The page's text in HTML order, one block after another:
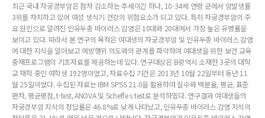
최근 국내 자궁경부암은 점차 감소하는 추세이긴 하나, 10-34세 연령 군에서 암발생률
3위를 차지하고 있어 여성 생식기 건강의 위험요소가 되고 있다. 특히 자궁경부암의 주
요 원인으로 알려진 인유두종 바이러스 감염은 10대와 20대에서 가장 높은 유병률을
보이고 있다. 따라서 본 연구의 목적은 여대생의 자궁경부암 및 인유두종 바이러스 감염
에 대한 지식을 알아보고 예방행위 의도와의 관계를 파악하여 여대생을 위한 보건 교육
중재프로그램의 기초자료를 제공하는데 있다. 연구대상은 B광역시 소재한 3곳의 대학
교 재학 중인 여학생 192명이었고, 자료수집 기간은 2013년 10월 22일부터 동년 11
월 25일이었다. 수집된 자료는 IBM SPSS 21.0을 활용하여 실수와 백분율, 평균, 표준
편차, 평균평점, t-test, ANOVA 및 Scheffe s test로 분석하였다. 연구결과 여대생들의
자궁경부암 지식의 정답률은 46.8%로 낮게 나타났고, 인유두종 바이러스 감염 지식의